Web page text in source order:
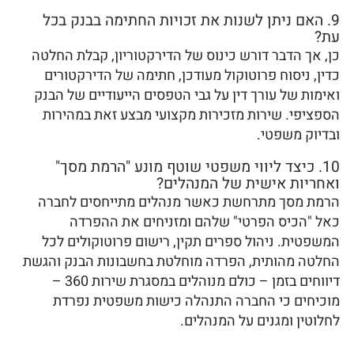
9. האם ניתן לשנות את זכויות החתימה בבנק בכל
עת?
כן, אך הדבר דורש כינוס של הדירקטוריון, קבלת החלטה
כדין, ניסוח פרוטוקול מעודכן, חתימה של הדירקטורים
ואימות של עורך דין על גבי הטפסים הייעודיים של הבנק
הספציפי. שירות מזכירות מקצועי מבצע זאת במהירות
ובדיוק משפטי.
10. כיצד ליווי משפטי שוטף מונע "הרמת מסך"
ואחריות אישית של המנהלים?
הרמת מסך מתרחשת כאשר מנהלים מתייחסים לחברה
כאל "הכיס הפרטי" שלהם ומזניחים את ההפרדה
המשפטית. ניהול ספרים תקין, רישום פרוטוקולים לכל
החלטה מהותית, הפרדה מוחלטת בחשבונות הבנק והגשת
דיווחים בזמן – כולם מנוהלים במסגרת שירות 360 –
מוכיחים כי החברה התנהלה כישות משפטית נפרדת
לחלוטין ומגנים על המנהלים.